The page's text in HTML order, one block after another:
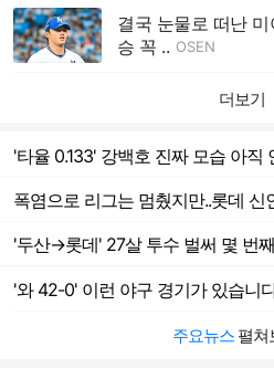
결국 눈물로 떠난
승 꼭 .. OSEN
더보기
주요뉴스 펼쳐